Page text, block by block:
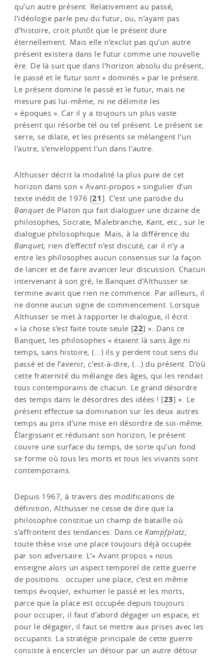
qu’un autre présent. Relativement au passé,
l’idéologie parle peu du futur, ou, n’ayant pas
d’histoire, croit plutôt que le présent dure
éternellement. Mais elle n’exclut pas qu’un autre
présent existera dans le futur comme une nouvelle
ère. De là suit que dans l’horizon absolu du présent,
le passé et le futur sont « dominés » par le présent.
Le présent domine le passé et le futur, mais ne
mesure pas lui-même, ni ne délimite les
« époques ». Car il y a toujours un plus vaste
présent qui résorbe tel ou tel présent. Le présent se
serre, se dilate, et les présents se mélangent l’un
l’autre, s’enveloppent l’un dans l’autre.
Althusser décrit la modalité la plus pure de cet
horizon dans son « Avant-propos » singulier d’un
texte inédit de 1976 [21]. C’est une parodie du
Banquet de Platon qui fait dialoguer une dizaine de
philosophes, Socrate, Malebranche, Kant, etc., sur le
dialogue philosophique. Mais, à la différence du
Banquet, rien d’effectif n’est discuté, car il n’y a
entre les philosophes aucun consensus sur la façon
de lancer et de faire avancer leur discussion. Chacun
intervenant à son gré, le Banquet d’Althusser se
termine avant que rien ne commence. Par ailleurs, il
ne donne aucun signe de commencement. Lorsque
Althusser se met à rapporter le dialogue, il écrit :
« la chose s’est faite toute seule [22] ». Dans ce
Banquet, les philosophes « étaient là sans âge ni
temps, sans histoire, (...) ils y perdent tout sens du
passé et de l’avenir, c’est-à-dire, (...) du présent. D’où
cette fraternité du mélange des âges, qui les rendait
tous contemporains de chacun. Le grand désordre
des temps dans le désordres des idées ! [23] ». Le
présent effectue sa domination sur les deux autres
temps au prix d’une mise en désordre de soi-même.
Élargissant et réduisant son horizon, le présent
couvre une surface du temps, de sorte qu’un fond
se forme où tous les morts et tous les vivants sont
contemporains.
Depuis 1967, à travers des modifications de
définition, Althusser ne cesse de dire que la
philosophie constitue un champ de bataille où
s’affrontent des tendances. Dans ceKampfplatz,
toute thèse vise une place toujours déjà occupée
par son adversaire. L’« Avant propos » nous
enseigne alors un aspect temporel de cette guerre
de positions : occuper une place, c’est en même
temps évoquer, exhumer le passé et les morts,
parce que la place est occupée depuis toujours :
pour occuper, il faut d’abord dégager un espace, et
pour le dégager, il faut se mettre aux prises avec les
occupants. La stratégie principale de cette guerre
consiste à encercler un détour par un autre détour